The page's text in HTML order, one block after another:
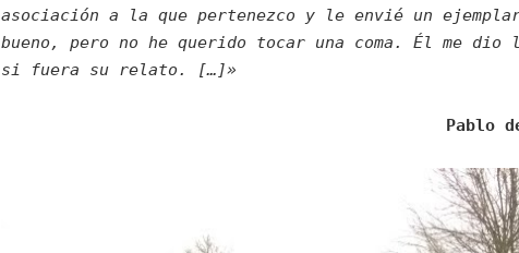
asociación a la que pertenezco y le envié un
bueno, pero no he querido tocar una coma. Él me dio
si fuera su relato. […]»
Pablo